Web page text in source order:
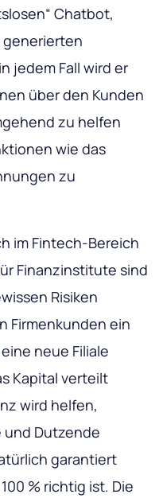
Chatbot,
jedem Fall wird er
über den Kunden
zu helfen
wie das
zu
im Fintech-Bereich
Finanzinstitute sind
Risiken
Firmenkunden ein
neue Filiale
Kapital verteilt
wird helfen,
und Dutzende
garantiert
% richtig ist. Die